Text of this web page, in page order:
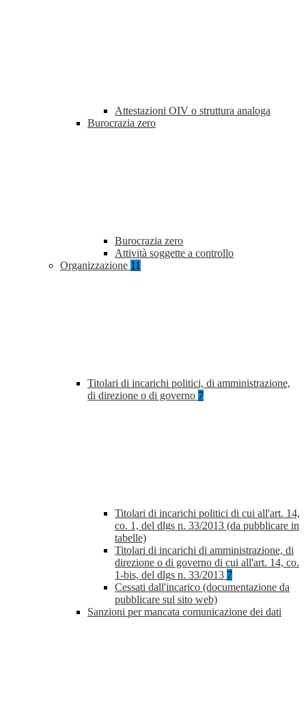
Attestazioni OIV o struttura analoga
Burocrazia zero
Burocrazia zero
Attività soggette a controllo
Organizzazione 11
Titolari di incarichi politici, di amministrazione,
di direzione o di governo 7
Titolari di incarichi politici di cui all'art. 14,
co. 1, del dlgs n. 33/2013 (da pubblicare in
tabelle)
Titolari di incarichi di amministrazione, di
direzione o di governo di cui all'art. 14, co.
1-bis, del dlgs n. 33/2013 7
Cessati dall'incarico (documentazione da
pubblicare sul sito web)
Sanzioni per mancata comunicazione dei dati